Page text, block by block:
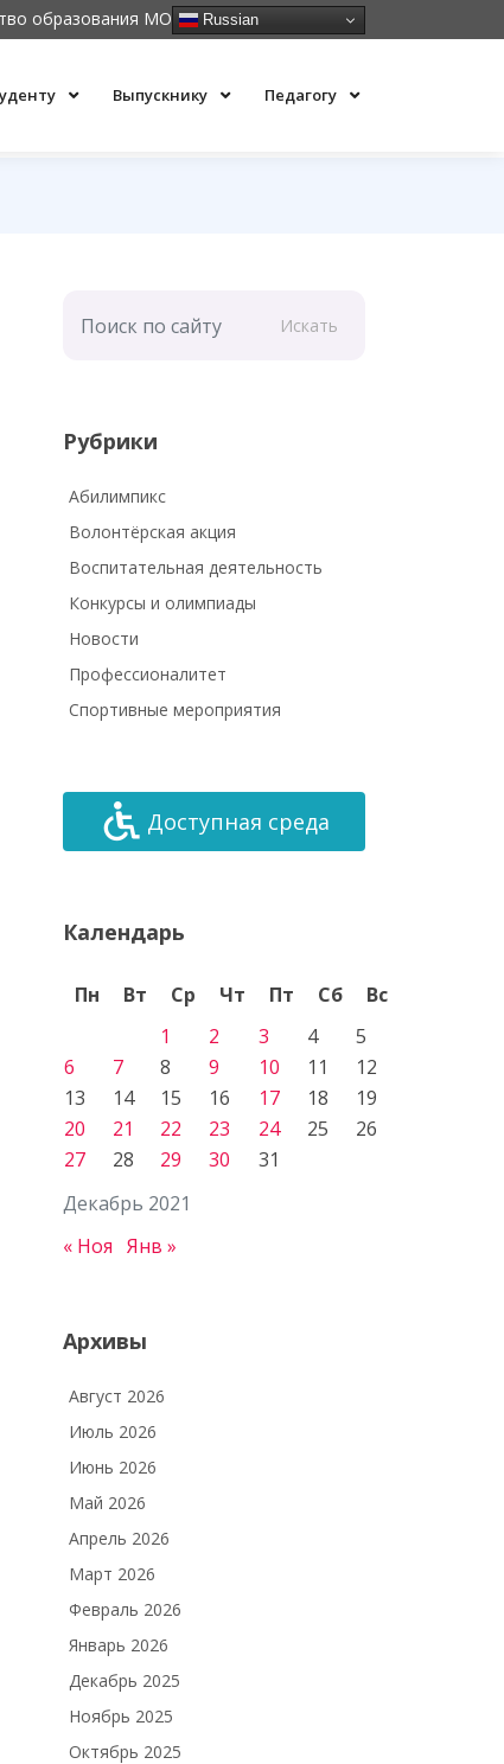
образования МО Russian
Выпускнику Педагогу
Искать
Рубрики
Абилимпикс
Волонтёрская акция
Воспитательная деятельность
Конкурсы и олимпиады
Новости
Профессионалитет
Спортивные мероприятия
Доступная среда
Календарь
Декабрь 2021
Пн Вт Ср Чт Пт Сб
Вс
1
2 3 4
5
6
7 8 9 10 11
12
13
14 15 16 17 18
19
20
21 22 23 24 25
26
27
28 29 30 31
« Ноя Янв »
Архивы
Август 2026
Июль 2026
Июнь 2026
Май 2026
Апрель 2026
Март 2026
Февраль 2026
Январь 2026
Декабрь 2025
Ноябрь 2025
Октябрь 2025